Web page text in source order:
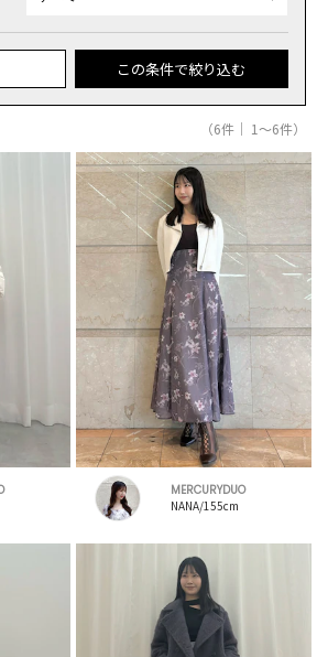
この条件で絞り込む
（6件｜ 1～6件）
MERCURYDUO
NANA/155cm